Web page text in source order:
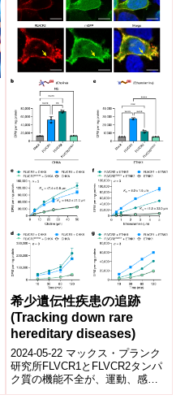
希少遺伝性疾患の追跡
(Tracking down rare
hereditary diseases)
2024-05-22 マックス・プランク
研究所FLVCR1とFLVCR2タンパ
ク質の機能不全が、運動、感
覚、神経障害を引き起こす稀な